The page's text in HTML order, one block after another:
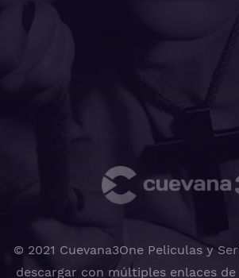
© 2021 Cuevana3One Peliculas y
descargar con múltiples enlaces de